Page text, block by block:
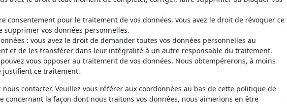
consentement pour le traitement de vos données, vous avez le droit de révoquer ce
supprimer vos données personnelles.
: vous avez le droit de demander toutes vos données personnelles au
et de les transférer dans leur intégralité à un autre responsable du traitement.
vous opposer au traitement de vos données. Nous obtempérerons, à moins
justifient ce traitement.
contacter. Veuillez vous référer aux coordonnées au bas de cette politique de
concernant la façon dont nous traitons vos données, nous aimerions en être